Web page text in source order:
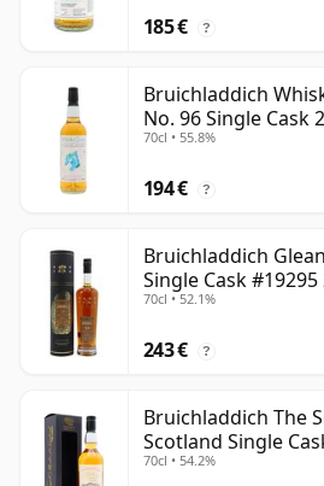
185 € ?
Bruichladdich
No. 96 Single Cask
70cl • 55.8%
194 € ?
Bruichladdich
Single Cask
70cl • 52.1%
243 € ?
Bruichladdich The
Scotland Single
años
70cl • 54.2%